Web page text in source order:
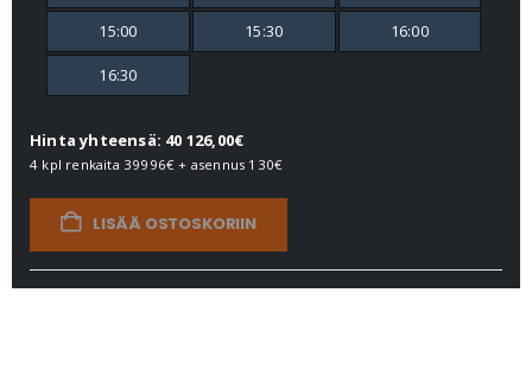
15:00 15:30 16:00
16:30
Hinta yhteensä: 40 126,00€
4 kpl renkaita 39996€ + asennus 130€
LISÄÄ OSTOSKORIIN